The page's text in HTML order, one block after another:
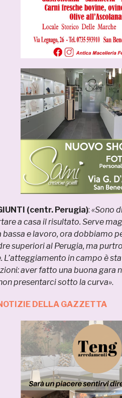
(centr. Perugia): «Sono
a casa il risultato. Serve
e lavoro, ora dobbiamo
superiori al Perugia, ma
L’atteggiamento in campo è
aver fatto una buona gara
presentarci sotto la curva».
DELLA GAZZETTA